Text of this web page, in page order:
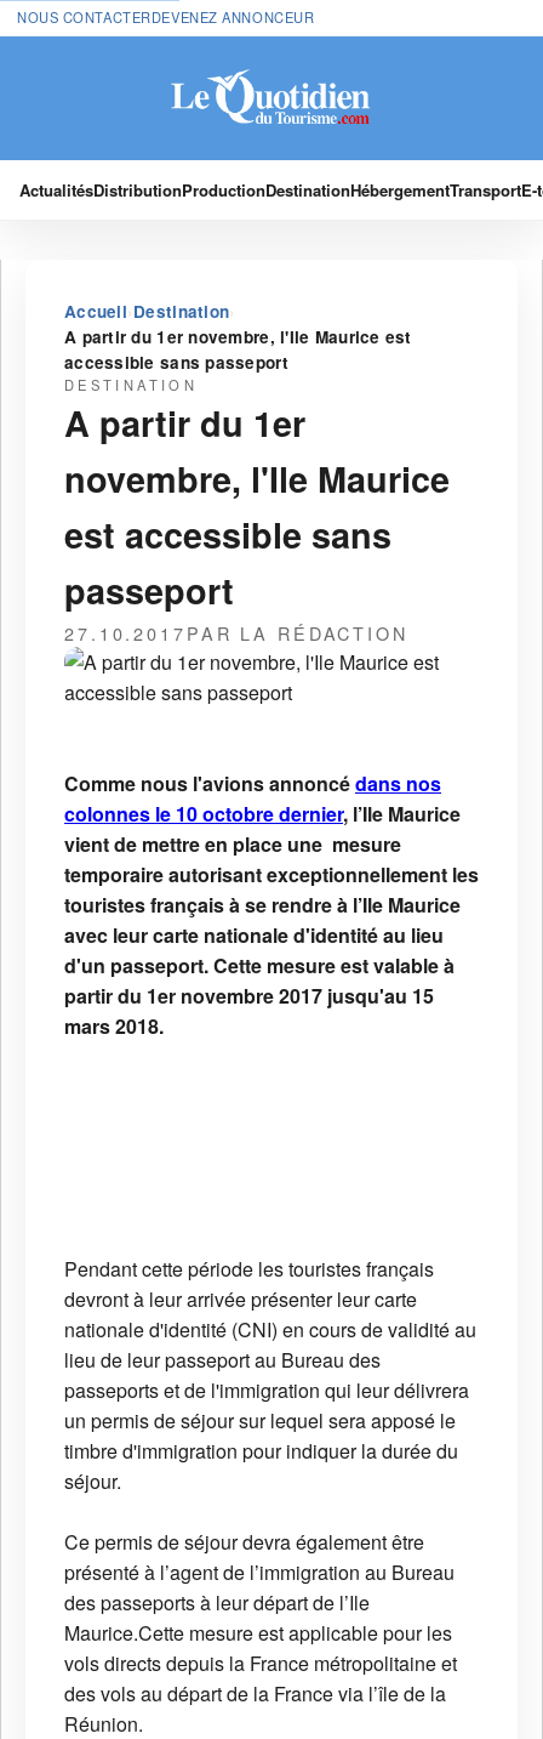
NOUS CONTACTERDEVENEZ ANNONCEUR
ActualitésDistributionProductionDestinationHébergementTransport
Accueil›Destination›
A partir du 1er novembre, l'Ile Maurice est
accessible sans passeport
DESTINATION
A partir du 1er
novembre, l'Ile Maurice
est accessible sans
passeport
27.10.2017PAR LA RÉDACTION
Comme nous l'avions annoncédans nos
colonnes le 10 octobre dernier, l’Ile Maurice
vient de mettre en place une mesure
temporaire autorisant exceptionnellement les
touristes français à se rendre à l’Ile Maurice
avec leur carte nationale d'identité au lieu
d'un passeport. Cette mesure est valable à
partir du 1er novembre 2017 jusqu'au 15
mars 2018.
Pendant cette période les touristes français
devront à leur arrivée présenter leur carte
nationale d'identité (CNI) en cours de validité au
lieu de leur passeport au Bureau des
passeports et de l'immigration qui leur délivrera
un permis de séjour sur lequel sera apposé le
timbre d'immigration pour indiquer la durée du
séjour.
Ce permis de séjour devra également être
présenté à l’agent de l’immigration au Bureau
des passeports à leur départ de l’Ile
Maurice.Cette mesure est applicable pour les
vols directs depuis la France métropolitaine et
des vols au départ de la France via l’île de la
Réunion.